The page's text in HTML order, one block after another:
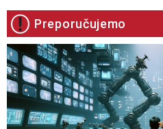
Preporučujemo